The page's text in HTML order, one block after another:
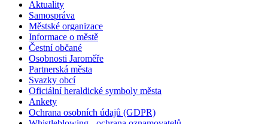
Aktuality
Samospráva
Městské organizace
Informace o městě
Čestní občané
Osobnosti Jaroměře
Partnerská města
Svazky obcí
Oficiální heraldické symboly města
Ankety
Ochrana osobních údajů (GDPR)